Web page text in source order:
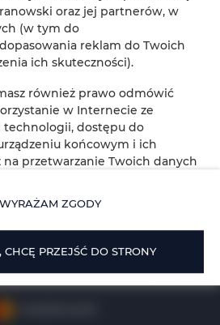
16-18, 84-210 Lubiatowo
+48 508303330
Polityka prywatności
oraz jej partnerów, w
(w tym do
reklam do Twoich
ich skuteczności).
również prawo odmówić
w Internecie ze
dostępu do
końcowym i ich
przetwarzanie Twoich danych
marketingowych (w tym
ich skuteczności). W tym celu
ZGODY” bądź dokonaj zmian w
strony
I COOKIES SERWISU
ZGODY
PRZEJŚĆ DO STRONY